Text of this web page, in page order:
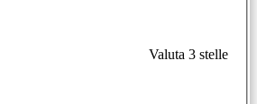
Valuta 3 stelle